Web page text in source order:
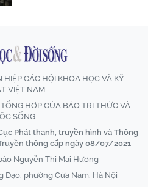
HIỆP CÁC HỘI KHOA HỌC VÀ KỸ
VIỆT NAM
HỢP CỦA BÁO TRI THỨC VÀ
SỐNG
Phát thanh, truyền hình và Thông
thông cấp ngày 08/07/2021
Nguyễn Thị Mai Hương
Đạo, phường Cửa Nam, Hà Nội